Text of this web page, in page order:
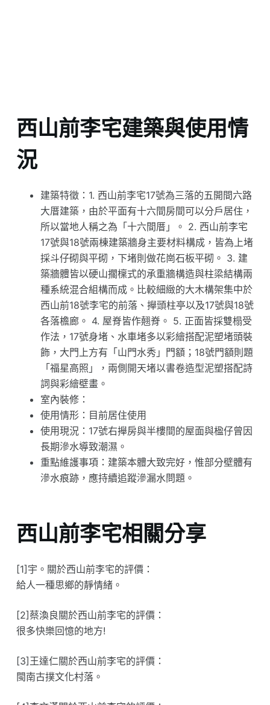
西山前李宅建築與使用情
況
建築特徵：1. 西山前李宅17號為三落的五開間六路
大厝建築，由於平面有十六間房間可以分戶居住，
所以當地人稱之為「十六間厝」。 2. 西山前李宅
17號與18號兩棟建築牆身主要材料構成，皆為上堵
採斗仔砌與平砌，下堵則做花崗石板平砌。 3. 建
築牆體皆以硬山擱檁式的承重牆構造與柱梁結構兩
種系統混合組構而成。比較細緻的大木構架集中於
西山前18號李宅的前落、攑頭柱亭以及17號與18號
各落檐廊。 4. 屋脊皆作翹脊。 5. 正面皆採雙榻受
作法，17號身堵、水車堵多以彩繪搭配泥塑堵頭裝
飾，大門上方有「山門水秀」門額；18號門額則題
「福星高照」，兩側開天堵以書卷造型泥塑搭配詩
詞與彩繪壁畫。
室內裝修：
使用情形：目前居住使用
使用現況：17號右攑房與半樓間的屋面與楹仔曾因
長期滲水導致潮濕。
重點維護事項：建築本體大致完好，惟部分壁體有
滲水痕跡，應持續追蹤滲漏水問題。
西山前李宅相關分享
[1]宇。關於西山前李宅的評價：
給人一種思鄉的靜情緒。
[2]蔡渙良關於西山前李宅的評價：
很多快樂回憶的地方!
[3]王達仁關於西山前李宅的評價：
閩南古撲文化村落。